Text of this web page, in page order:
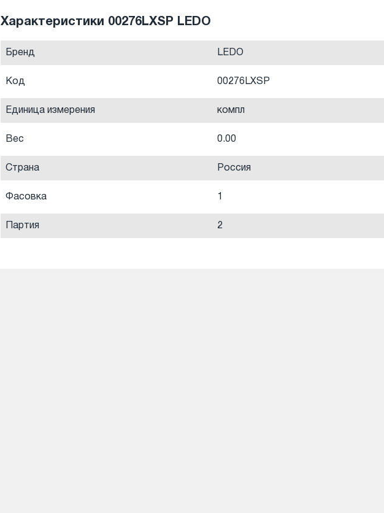
Характеристики 00276LXSP LEDO
Бренд LEDO
Код 00276LXSP
Единица измерения компл
Вес 0.00
Страна Россия
Фасовка 1
Партия 2